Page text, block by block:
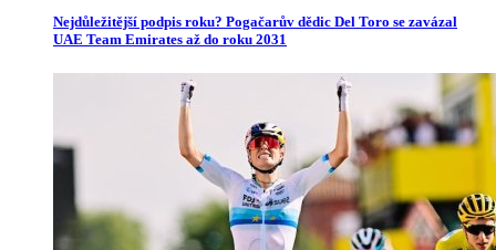
Nejdůležitější podpis roku? Pogačarův dědic Del Toro se zavázal
UAE Team Emirates až do roku 2031